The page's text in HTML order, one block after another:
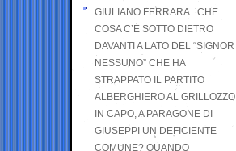
GIULIANO FERRARA: ’CHE
COSA C’È SOTTO DIETRO
DAVANTI A LATO DEL “SIGNOR
NESSUNO” CHE HA
STRAPPATO IL PARTITO
ALBERGHIERO AL GRILLOZZO
IN CAPO, A PARAGONE DI
GIUSEPPI UN DEFICIENTE
COMUNE? QUANDO